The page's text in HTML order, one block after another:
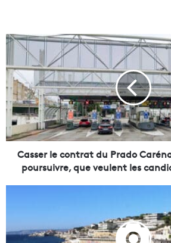
C
s
s
e
r
l
e
c
d
Casser le contrat du Prado
poursuivre, que veulent les
o